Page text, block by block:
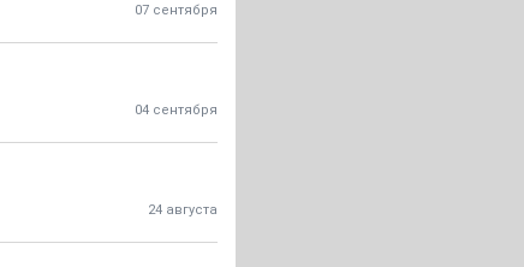
07 сентября
04 сентября
24 августа